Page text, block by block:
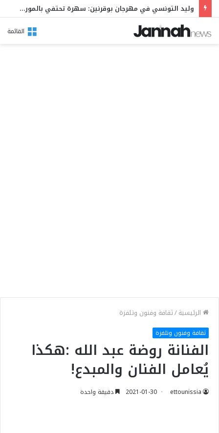
وليد التونسي في مهرجان بوقرنين: سهرة تحتفي بالموروث الشعبي وصالح الفرزيط في البال
القائمة
الرئيسية/ثقافة وفنون وتلفزة
ثقافة وفنون وتلفزة
الفنانة روضة عبد الله :هكذا
يُعامل الفنان والمبدع!
ettounissia
2021-01-30 دقيقة واحدة